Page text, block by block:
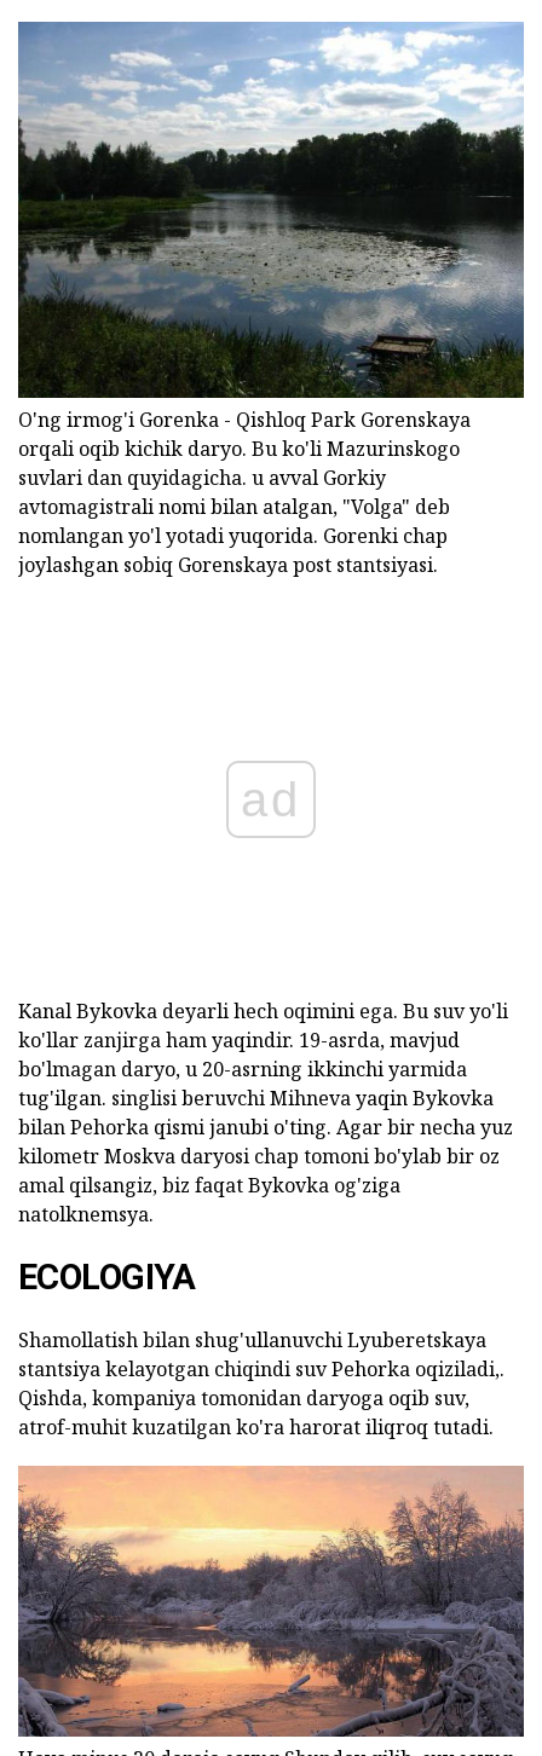
O'ng irmog'i Gorenka - Qishloq Park Gorenskaya
orqali oqib kichik daryo. Bu ko'li Mazurinskogo
suvlari dan quyidagicha. u avval Gorkiy
avtomagistrali nomi bilan atalgan, "Volga" deb
nomlangan yo'l yotadi yuqorida. Gorenki chap
joylashgan sobiq Gorenskaya post stantsiyasi.
ad
Kanal Bykovka deyarli hech oqimini ega. Bu suv yo'li
ko'llar zanjirga ham yaqindir. 19-asrda, mavjud
bo'lmagan daryo, u 20-asrning ikkinchi yarmida
tug'ilgan. singlisi beruvchi Mihneva yaqin Bykovka
bilan Pehorka qismi janubi o'ting. Agar bir necha yuz
kilometr Moskva daryosi chap tomoni bo'ylab bir oz
amal qilsangiz, biz faqat Bykovka og'ziga
natolknemsya.
ECOLOGIYA
Shamollatish bilan shug'ullanuvchi Lyuberetskaya
stantsiya kelayotgan chiqindi suv Pehorka oqiziladi,.
Qishda, kompaniya tomonidan daryoga oqib suv,
atrof-muhit kuzatilgan ko'ra harorat iliqroq tutadi.